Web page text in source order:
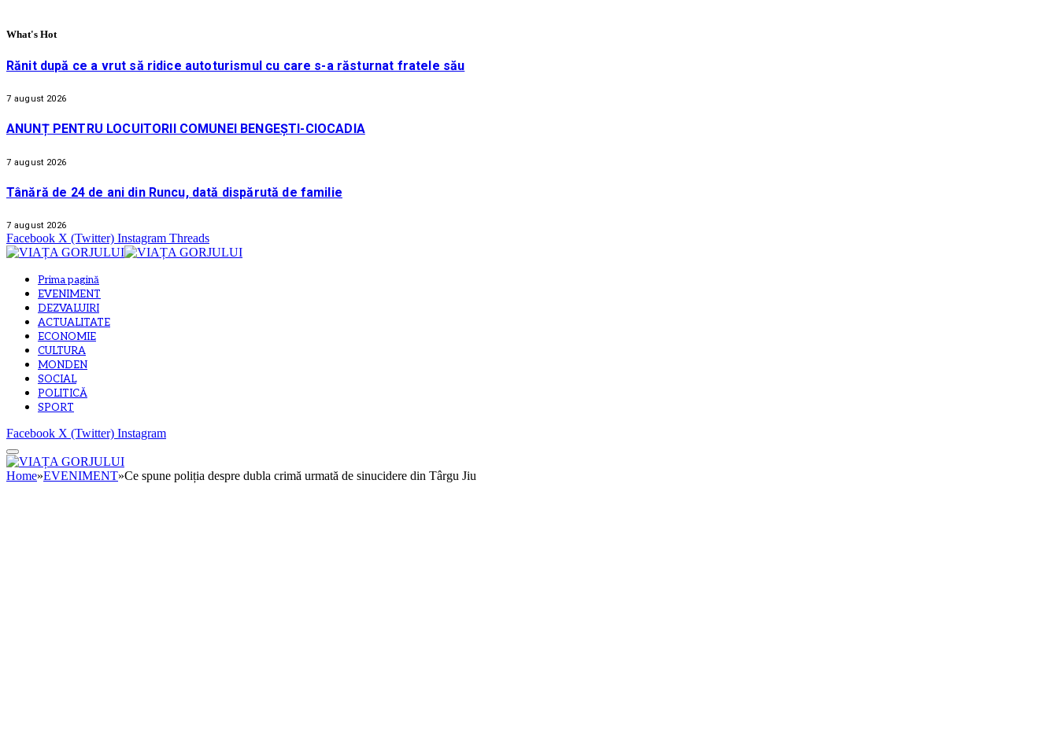
What's Hot
Rănit după ce a vrut să ridice autoturismul cu care s-a răsturnat fratele său
7 august 2026
ANUNȚ PENTRU LOCUITORII COMUNEI BENGEȘTI-CIOCADIA
7 august 2026
Tânără de 24 de ani din Runcu, dată dispărută de familie
7 august 2026
Facebook X (Twitter) Instagram Threads
Prima pagină
EVENIMENT
DEZVALUIRI
ACTUALITATE
ECONOMIE
CULTURA
MONDEN
SOCIAL
POLITICĂ
SPORT
Facebook X (Twitter) Instagram
Home»EVENIMENT»Ce spune poliția despre dubla crimă urmată de sinucidere din Târgu Jiu